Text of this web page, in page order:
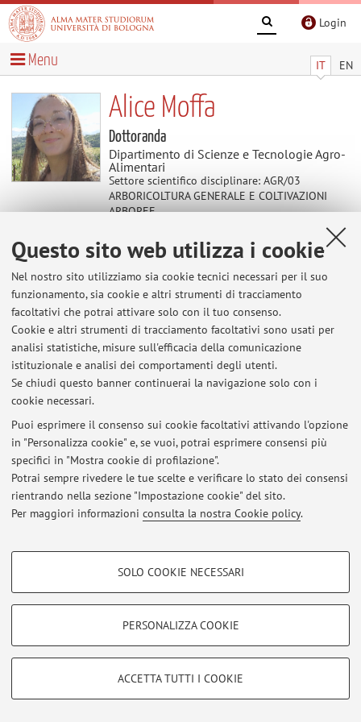
Questo sito web utilizza i cookie
Nel nostro sito utilizziamo sia cookie tecnici necessari per il suo
funzionamento, sia cookie e altri strumenti di tracciamento
facoltativi che potrai attivare solo con il tuo consenso.
Cookie e altri strumenti di tracciamento facoltativi sono usati per
analisi statistiche, misure sull'efficacia della comunicazione
istituzionale e analisi dei comportamenti degli utenti.
Se chiudi questo banner continuerai la navigazione solo con i
cookie necessari.
Puoi esprimere il consenso sui cookie facoltativi attivando l'opzione
in "Personalizza cookie" e, se vuoi, potrai esprimere consensi più
specifici in "Mostra cookie di profilazione".
Potrai sempre rivedere le tue scelte e verificare lo stato dei consensi
rientrando nella sezione "Impostazione cookie" del sito.
Per maggiori informazioni consulta la nostra Cookie policy.
COOKIE DI PROFILAZIONE - FACOLTATIVI
COOKIE TECNICI - NECESSARI
Si tratta di cookie tecnici utilizzati, a titolo esemplificativo, per il corretto
SOLO COOKIE NECESSARI
PERSONALIZZA COOKIE
ACCETTA TUTTI I COOKIE
Login
IT EN
Menu
Alice Moffa
Dottoranda
Dipartimento di Scienze e Tecnologie Agro-
Alimentari
Settore scientifico disciplinare: AGR/03
ARBORICOLTURA GENERALE E COLTIVAZIONI
ARBOREE
Contenuti utili
Al momento non sono presenti contenuti.
Ultimi avvisi
Al momento non sono presenti avvisi.
Area riservata
Accedi tramiteloginper gestire tutti i contenuti del sito.
© 2026 - ALMA MATER STUDIORUM - Università di Bologna - Via
Zamboni, 33 - 40126 Bologna - Partita IVA: 01131710376